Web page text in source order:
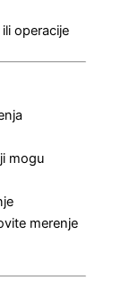
operacije
mogu
merenje